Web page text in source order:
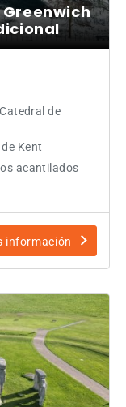
de
Kent
acantilados
información